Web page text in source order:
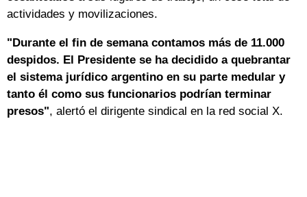
actividades y movilizaciones.
"Durante el fin de semana contamos más de 11.000
despidos. El Presidente se ha decidido a quebrantar
el sistema jurídico argentino en su parte medular y
tanto él como sus funcionarios podrían terminar
presos", alertó el dirigente sindical en la red social X.